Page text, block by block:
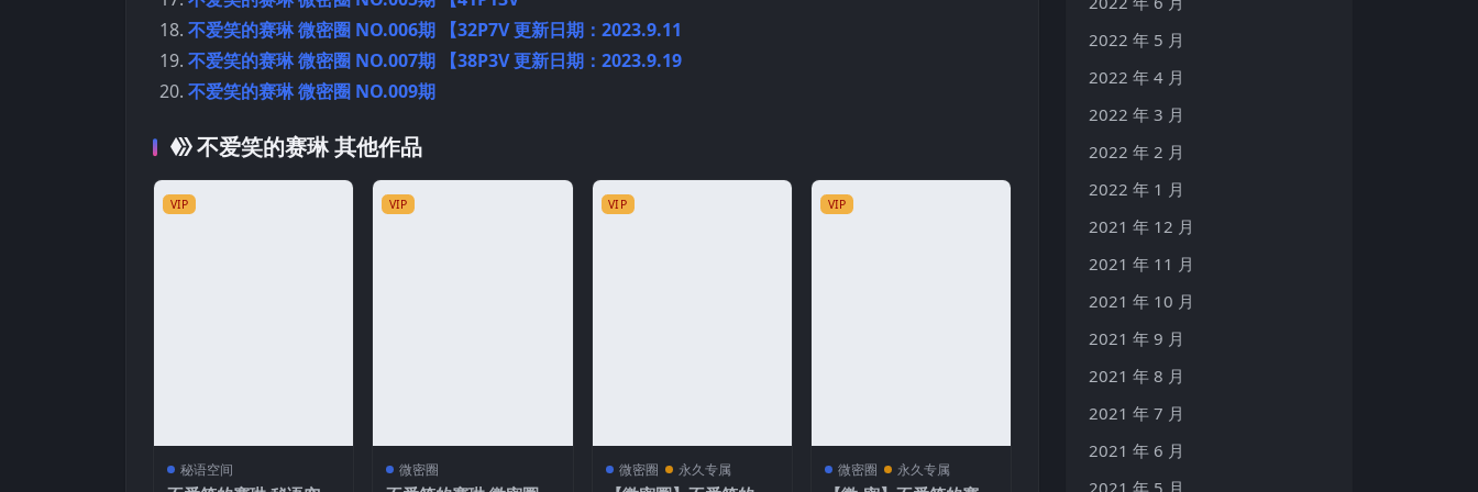
不爱笑的赛琳 微密圈 NO.006期 【32P7V 更新日期：2023.9.11
不爱笑的赛琳 微密圈 NO.007期 【38P3V 更新日期：2023.9.19
不爱笑的赛琳 微密圈 NO.009期
不爱笑的赛琳 其他作品
VIP
秘语空间
VIP
微密圈
VIP
微密圈 永久专属
VIP
微密圈 永久专属
2022 年 5 月
2022 年 4 月
2022 年 3 月
2022 年 2 月
2022 年 1 月
2021 年 12 月
2021 年 11 月
2021 年 10 月
2021 年 9 月
2021 年 8 月
2021 年 7 月
2021 年 6 月
2021 年 5 月